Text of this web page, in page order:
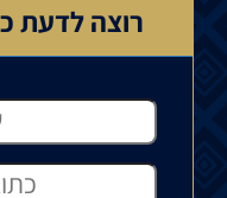
רוצה לדעת